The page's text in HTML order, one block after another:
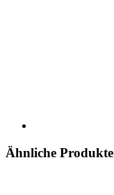
Ähnliche Produkte